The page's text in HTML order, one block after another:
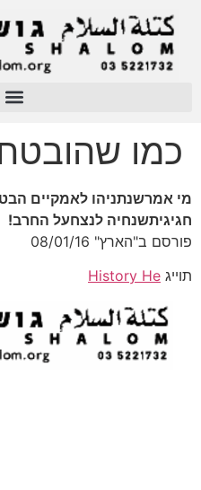
כמו
מי אמרשנתניהו לאמקיים
חגיגיתשנחיה לנצחעל החרב!
פורסם ב"הארץ" 08/01/16
תוייג History He